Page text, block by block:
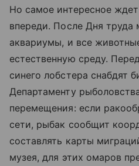
Но самое интересное
впереди. После Дня труда
аквариумы, и все
естественную среду.
синего лобстера снабдят
Департаменту
перемещения: если
сети, рыбак сообщит
составлять карты
музея, для этих омаров